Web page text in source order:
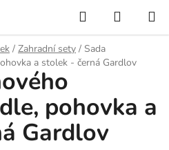
Hledat
KOŠÍK
/ Zahradní sety / Sada
a stolek - černá Gardlov
pohovka a
Gardlov